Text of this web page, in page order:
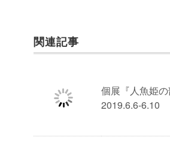
関連記事
個展『人魚姫の
2019.6.6-6.10